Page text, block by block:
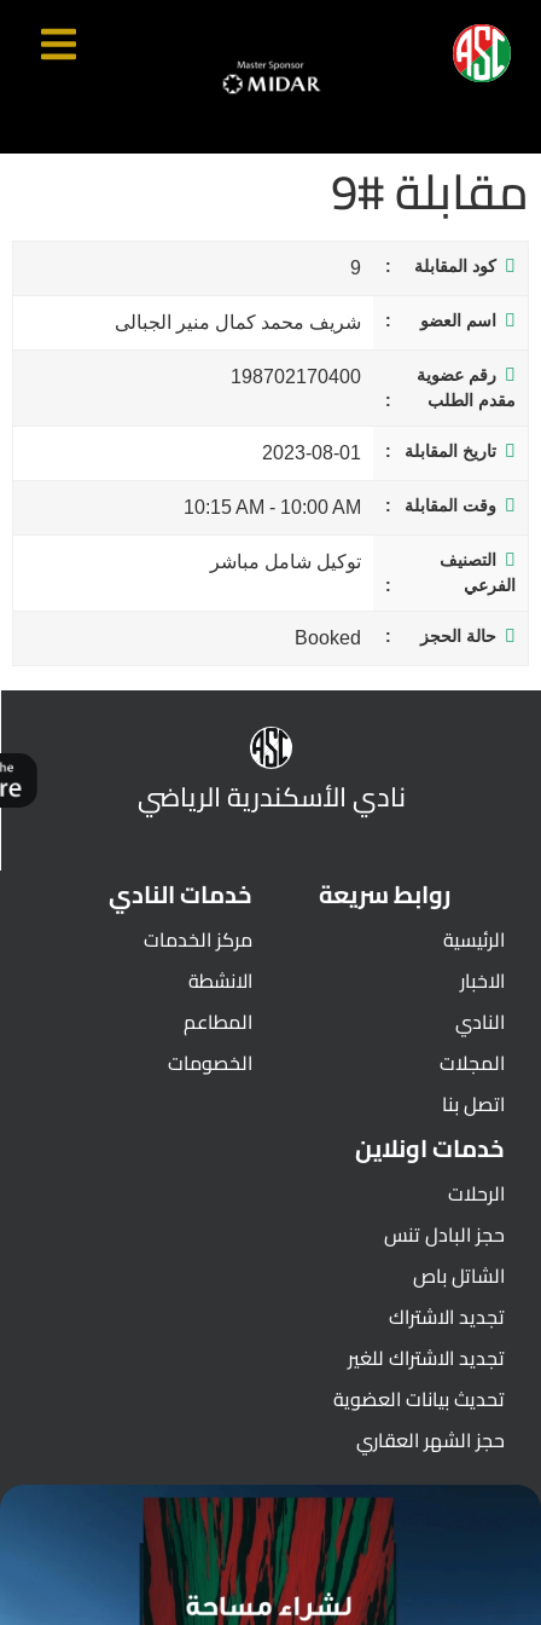
مقابلة #9
كود المقابلة 9
اسم العضو شريف محمد كمال منير الجبالى
رقم عضوية
مقدم الطلب
198702170400
تاريخ المقابلة 2023-08-01
وقت المقابلة 10:00 AM
-
10:15 AM
التصنيف
الفرعي
توكيل شامل مباشر
حالة الحجز Booked
نادي الأسكندرية الرياضي
روابط سريعة
الرئيسية
الاخبار
النادي
المجلات
اتصل بنا
خدمات النادي
مركز الخدمات
الانشطة
المطاعم
الخصومات
خدمات اونلاين
الرحلات
حجز البادل تنس
الشاتل باص
تجديد الاشتراك
تجديد الاشتراك للغير
تحديث بيانات العضوية
حجز الشهر العقاري